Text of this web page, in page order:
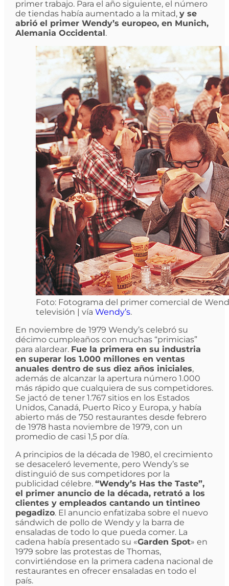
primer trabajo. Para el año siguiente, el número
de tiendas había aumentado a la mitad, y se
abrió el primer Wendy’s europeo, en Munich,
Alemania Occidental.
Foto: Fotograma del primer comercial de
televisión | vía Wendy’s.
En noviembre de 1979 Wendy’s celebró su
décimo cumpleaños con muchas “primicias”
para alardear. Fue la primera en su industria
en superar los 1.000 millones en ventas
anuales dentro de sus diez años iniciales,
además de alcanzar la apertura número 1.000
más rápido que cualquiera de sus competidores.
Se jactó de tener 1.767 sitios en los Estados
Unidos, Canadá, Puerto Rico y Europa, y había
abierto más de 750 restaurantes desde febrero
de 1978 hasta noviembre de 1979, con un
promedio de casi 1,5 por día.
A principios de la década de 1980, el crecimiento
se desaceleró levemente, pero Wendy’s se
distinguió de sus competidores por la
publicidad célebre. “Wendy’s Has the Taste”,
el primer anuncio de la década, retrató a los
clientes y empleados cantando un tintineo
pegadizo. El anuncio enfatizaba sobre el nuevo
sándwich de pollo de Wendy y la barra de
ensaladas de todo lo que pueda comer. La
cadena había presentado su «Garden Spot» en
1979 sobre las protestas de Thomas,
convirtiéndose en la primera cadena nacional de
restaurantes en ofrecer ensaladas en todo el
país.